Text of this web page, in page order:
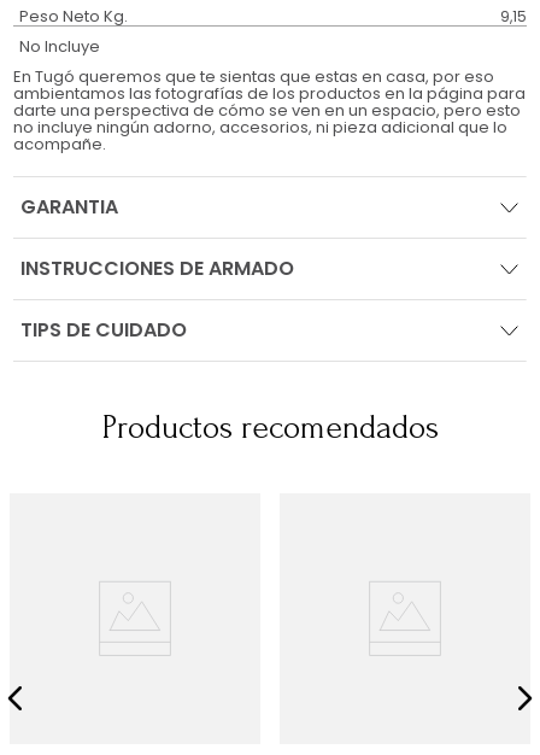
Peso Neto Kg. 9,15
No Incluye
En Tugó queremos que te sientas que estas en casa, por eso
ambientamos las fotografías de los productos en la página para
darte una perspectiva de cómo se ven en un espacio, pero esto
no incluye ningún adorno, accesorios, ni pieza adicional que lo
acompañe.
GARANTIA
INSTRUCCIONES DE ARMADO
TIPS DE CUIDADO
Productos recomendados